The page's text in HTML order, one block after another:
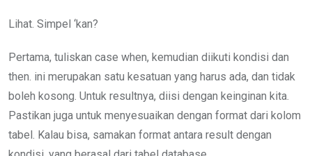
Lihat. Simpel ‘kan?
Pertama, tuliskan case when, kemudian diikuti kondisi dan
then. ini merupakan satu kesatuan yang harus ada, dan tidak
boleh kosong. Untuk resultnya, diisi dengan keinginan kita.
Pastikan juga untuk menyesuaikan dengan format dari kolom
tabel. Kalau bisa, samakan format antara result dengan